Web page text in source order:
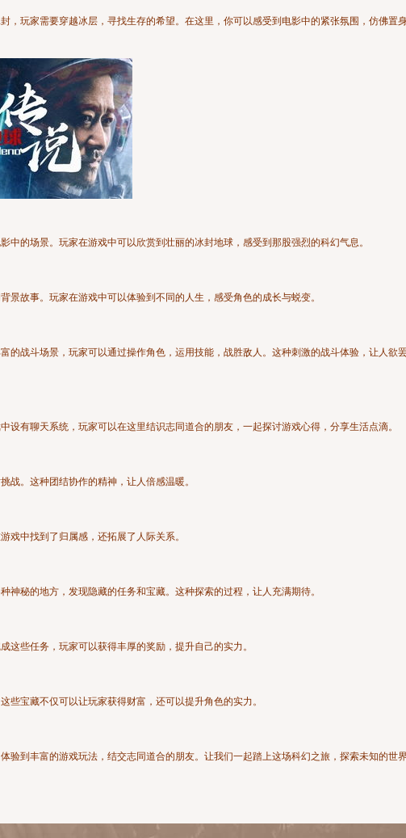
玩家需要穿越冰层，寻找生存的希望。在这里，你可以感受到电影中的紧张氛围，仿佛置
的场景。玩家在游戏中可以欣赏到壮丽的冰封地球，感受到那股强烈的科幻气息。
故事。玩家在游戏中可以体验到不同的人生，感受角色的成长与蜕变。
战斗场景，玩家可以通过操作角色，运用技能，战胜敌人。这种刺激的战斗体验，让人欲
有聊天系统，玩家可以在这里结识志同道合的朋友，一起探讨游戏心得，分享生活点滴。
战。这种团结协作的精神，让人倍感温暖。
戏中找到了归属感，还拓展了人际关系。
秘的地方，发现隐藏的任务和宝藏。这种探索的过程，让人充满期待。
些任务，玩家可以获得丰厚的奖励，提升自己的实力。
宝藏不仅可以让玩家获得财富，还可以提升角色的实力。
到丰富的游戏玩法，结交志同道合的朋友。让我们一起踏上这场科幻之旅，探索未知的世